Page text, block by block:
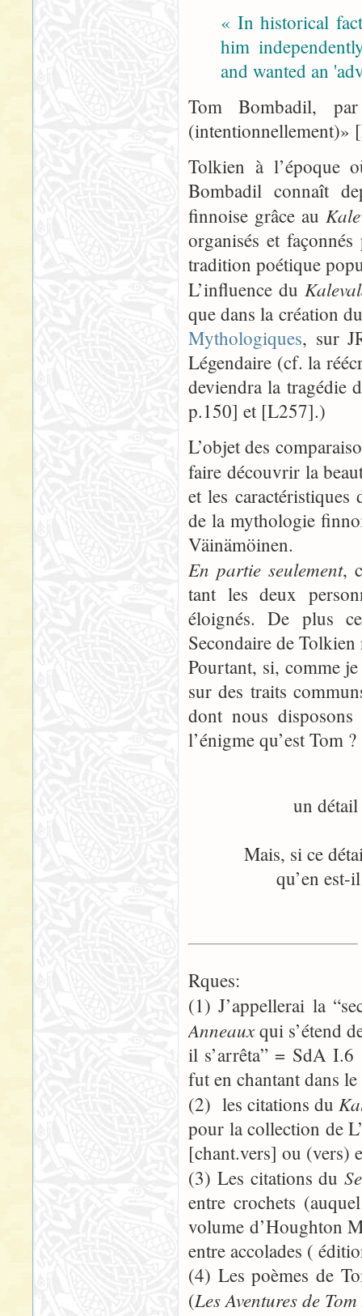
« In historical
him
and wanted an
Tom Bombadil,
(intentionnellement)»
Tolkien à l’époque
Bombadil connaît
finnoise grâce au
organisés et
tradition poétique
L’influence du
que dans la création
Mythologiques, sur
Légendaire (cf. la
deviendra la tragédie
p.150] et [L257].)
L’objet des
faire découvrir la
et les
de la mythologie
Väinämöinen.
En partie seulement,
tant les deux
éloignés. De plus
Secondaire de Tolkien
Pourtant, si, comme
sur des traits
dont nous
l’énigme qu’est Tom ?
un détail
Mais, si ce
qu’en est-
Rques:
(1) J’appellerai la
Anneauxqui s’étend
il s’arrêta” = SdA
fut en chantant dans
(2) les citations du
pour la collection de
[chant.vers] ou (vers)
(3) Les citations du
entre crochets
volume d’Houghton
entre accolades (
(4) Les poèmes de
(Les Aventures de